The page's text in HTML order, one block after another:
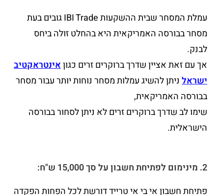
עמלת המסחר שבית ההשקעות IBI Trade גובים בעת
מסחר בבורסה האמריקאית היא בהחלט זולה ביחס
לבנק.
אך עם זאת אציין שדרך ברוקרים זרים כגוןאינטראקטיב
ישראל ניתן להשיג עמלות מסחר נוחות יותר עבור מסחר
בבורסה האמריקאית,
שימו לב שדרך ברוקרים זרים לא ניתן לסחור בבורסה
הישראלית.
2. מינימום לפתיחת חשבון על סך 15,000 ש"ח:
פתיחת חשבון אי בי אי טרייד דורשת לכל הפחות הפקדה